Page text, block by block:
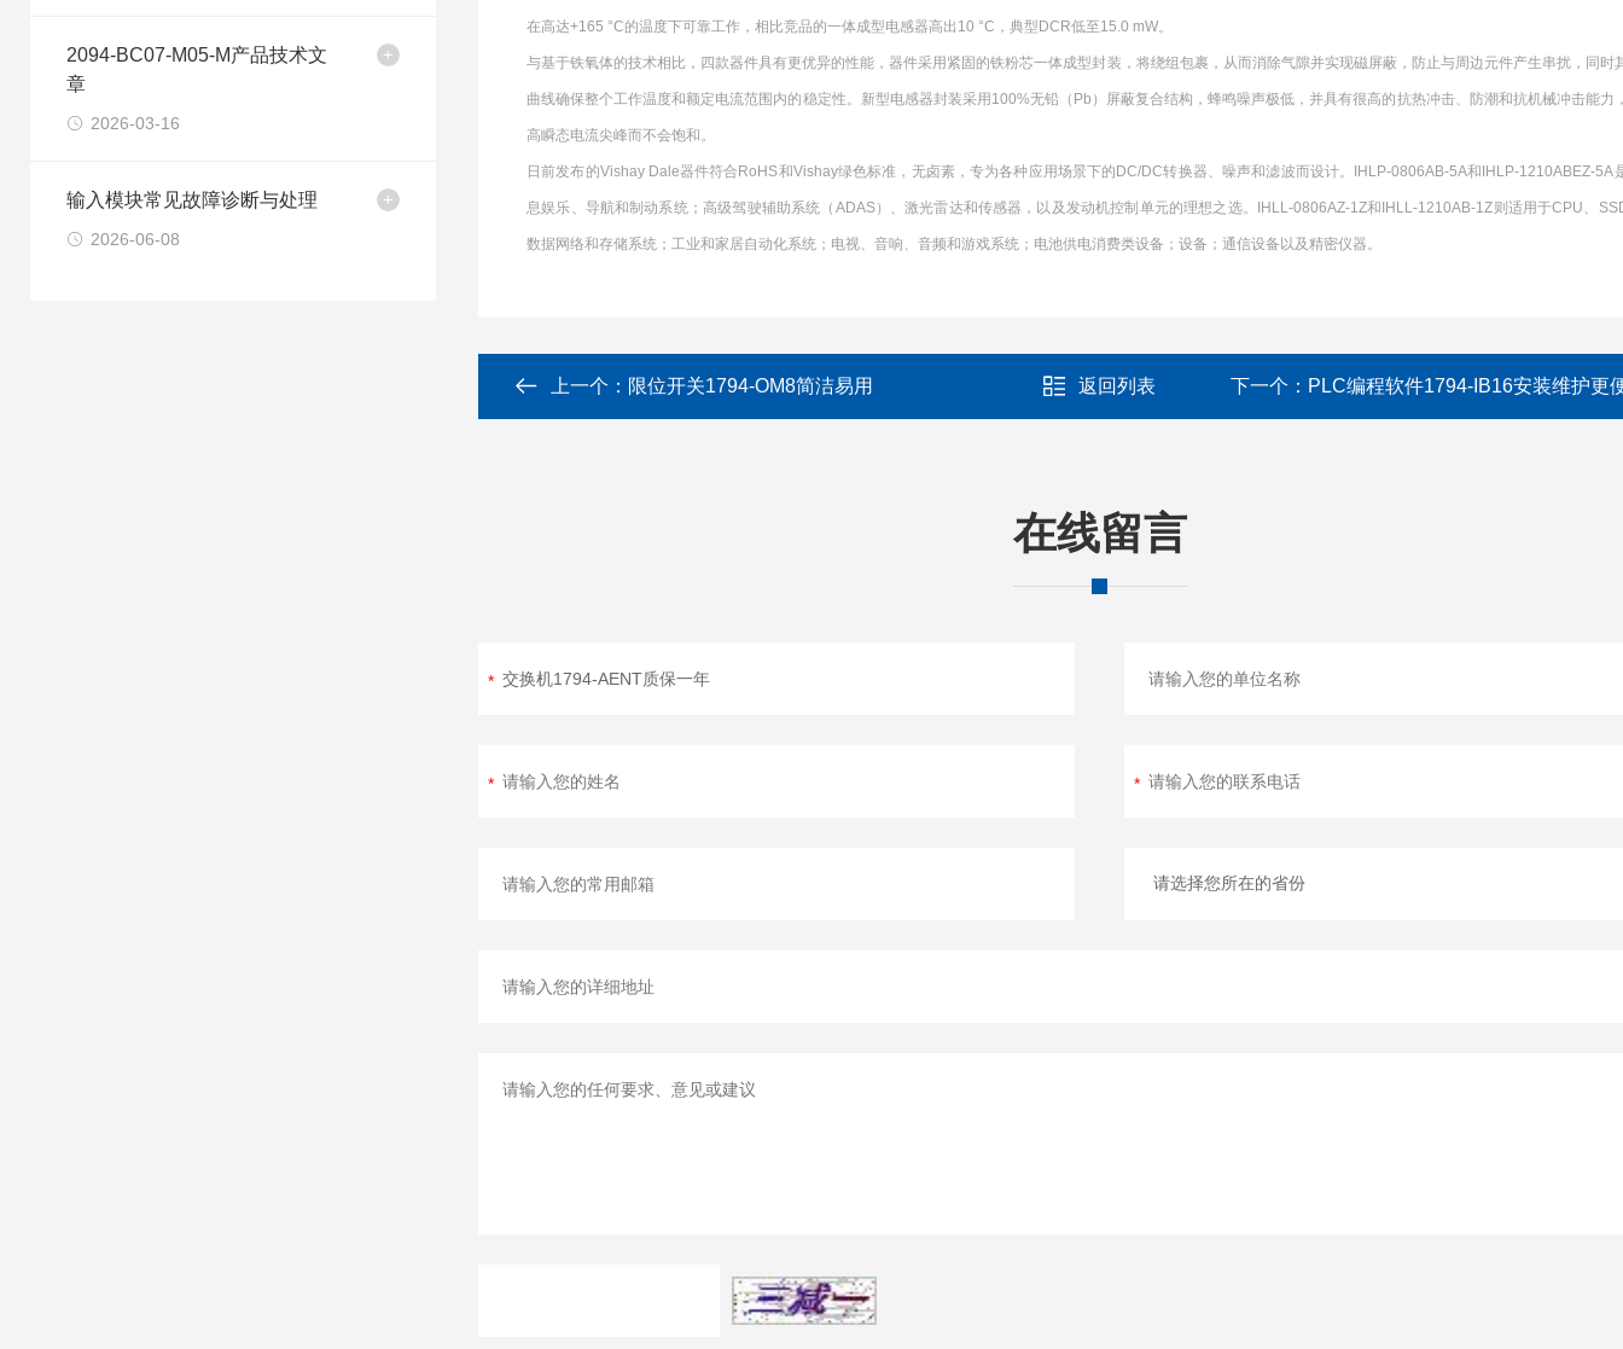
2094-BC07-M05-M产品技术文
章
2026-03-16
输入模块常见故障诊断与处理
2026-06-08
在高达+165 °C的温度下可靠工作，相比竞品的一体成型电感器高出10 °C，典型DCR低至15.0 mW。
与基于铁氧体的技术相比，四款器件具有更优异的性能，器件采用紧固的铁粉芯一体成型封装，将绕组包裹，从而消除气隙并实现磁屏蔽，防止与周边元件产生串扰，同时
曲线确保整个工作温度和额定电流范围内的稳定性。新型电感器封装采用100%无铅（Pb）屏蔽复合结构，蜂鸣噪声极低，并具有很高的抗热冲击、防潮和抗机械冲击能力
高瞬态电流尖峰而不会饱和。
日前发布的Vishay Dale器件符合RoHS和Vishay绿色标准，无卤素，专为各种应用场景下的DC/DC转换器、噪声和滤波而设计。IHLP-0806AB-5A和IHLP-1210ABEZ-5A
息娱乐、导航和制动系统；高级驾驶辅助系统（ADAS）、激光雷达和传感器，以及发动机控制单元的理想之选。IHLL-0806AZ-1Z和IHLL-1210AB-1Z则适用于CPU、
数据网络和存储系统；工业和家居自动化系统；电视、音响、音频和游戏系统；电池供电消费类设备；设备；通信设备以及精密仪器。
上一个： 限位开关1794-OM8简洁易用 返回列表 下一个： PLC编程软件1794-IB16安装维护更
在线留言